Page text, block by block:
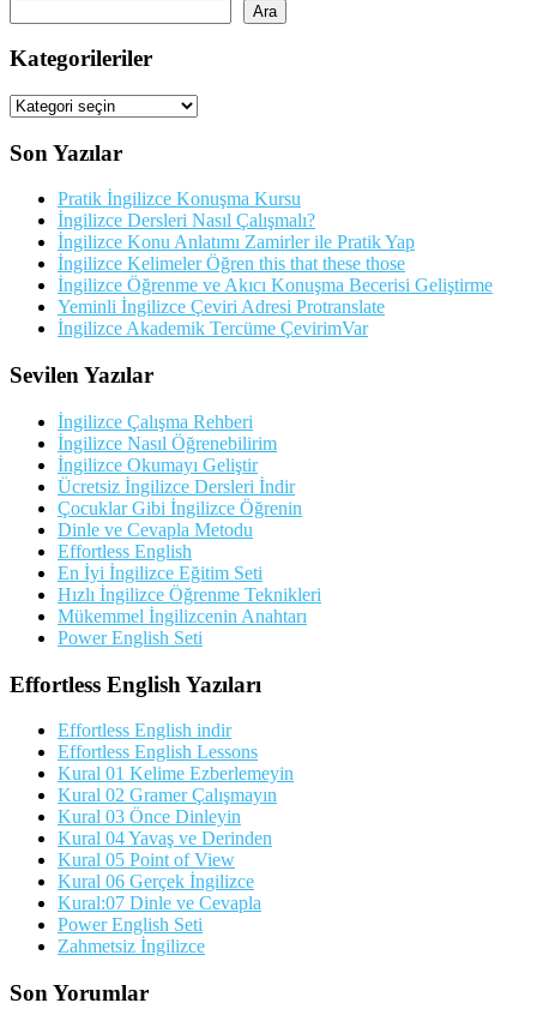
Ara
Kategorileriler
Kategorileriler
Son Yazılar
Pratik İngilizce Konuşma Kursu
İngilizce Dersleri Nasıl Çalışmalı?
İngilizce Konu Anlatımı Zamirler ile Pratik Yap
İngilizce Kelimeler Öğren this that these those
İngilizce Öğrenme ve Akıcı Konuşma Becerisi Geliştirme
Yeminli İngilizce Çeviri Adresi Protranslate
İngilizce Akademik Tercüme ÇevirimVar
Sevilen Yazılar
İngilizce Çalışma Rehberi
İngilizce Nasıl Öğrenebilirim
İngilizce Okumayı Geliştir
Ücretsiz İngilizce Dersleri İndir
Çocuklar Gibi İngilizce Öğrenin
Dinle ve Cevapla Metodu
Effortless English
En İyi İngilizce Eğitim Seti
Hızlı İngilizce Öğrenme Teknikleri
Mükemmel İngilizcenin Anahtarı
Power English Seti
Effortless English Yazıları
Effortless English indir
Effortless English Lessons
Kural 01 Kelime Ezberlemeyin
Kural 02 Gramer Çalışmayın
Kural 03 Önce Dinleyin
Kural 04 Yavaş ve Derinden
Kural 05 Point of View
Kural 06 Gerçek İngilizce
Kural:07 Dinle ve Cevapla
Power English Seti
Zahmetsiz İngilizce
Son Yorumlar